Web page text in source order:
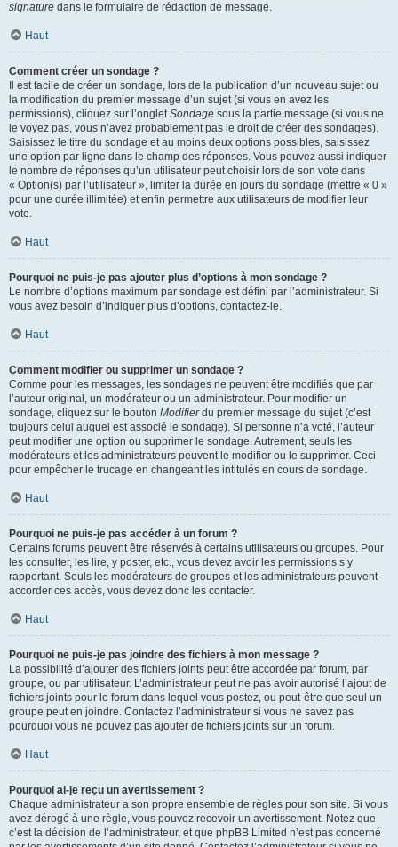
signature dans le formulaire de rédaction de message.
Haut
Comment créer un sondage ?
Il est facile de créer un sondage, lors de la publication d’un nouveau sujet ou
la modification du premier message d’un sujet (si vous en avez les
permissions), cliquez sur l’ongletSondage sous la partie message (si vous ne
le voyez pas, vous n’avez probablement pas le droit de créer des sondages).
Saisissez le titre du sondage et au moins deux options possibles, saisissez
une option par ligne dans le champ des réponses. Vous pouvez aussi indiquer
le nombre de réponses qu’un utilisateur peut choisir lors de son vote dans
« Option(s) par l’utilisateur », limiter la durée en jours du sondage (mettre « 0 »
pour une durée illimitée) et enfin permettre aux utilisateurs de modifier leur
vote.
Haut
Pourquoi ne puis-je pas ajouter plus d’options à mon sondage ?
Le nombre d’options maximum par sondage est défini par l’administrateur. Si
vous avez besoin d’indiquer plus d’options, contactez-le.
Haut
Comment modifier ou supprimer un sondage ?
Comme pour les messages, les sondages ne peuvent être modifiés que par
l’auteur original, un modérateur ou un administrateur. Pour modifier un
sondage, cliquez sur le bouton Modifierdu premier message du sujet (c’est
toujours celui auquel est associé le sondage). Si personne n’a voté, l’auteur
peut modifier une option ou supprimer le sondage. Autrement, seuls les
modérateurs et les administrateurs peuvent le modifier ou le supprimer. Ceci
pour empêcher le trucage en changeant les intitulés en cours de sondage.
Haut
Pourquoi ne puis-je pas accéder à un forum ?
Certains forums peuvent être réservés à certains utilisateurs ou groupes. Pour
les consulter, les lire, y poster, etc., vous devez avoir les permissions s’y
rapportant. Seuls les modérateurs de groupes et les administrateurs peuvent
accorder ces accès, vous devez donc les contacter.
Haut
Pourquoi ne puis-je pas joindre des fichiers à mon message ?
La possibilité d’ajouter des fichiers joints peut être accordée par forum, par
groupe, ou par utilisateur. L’administrateur peut ne pas avoir autorisé l’ajout de
fichiers joints pour le forum dans lequel vous postez, ou peut-être que seul un
groupe peut en joindre. Contactez l’administrateur si vous ne savez pas
pourquoi vous ne pouvez pas ajouter de fichiers joints sur un forum.
Haut
Pourquoi ai-je reçu un avertissement ?
Chaque administrateur a son propre ensemble de règles pour son site. Si vous
avez dérogé à une règle, vous pouvez recevoir un avertissement. Notez que
c’est la décision de l’administrateur, et que phpBB Limited n’est pas concerné